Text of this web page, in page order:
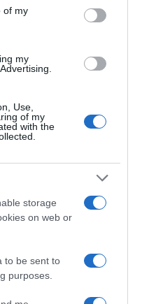
of my
my
Use,
of my
with the
storage
on web or
to be sent to
purposes.
– Το